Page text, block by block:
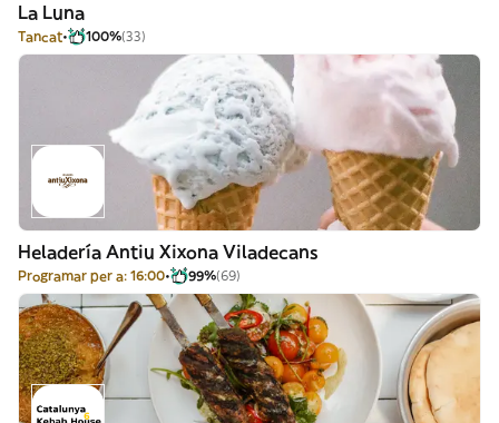
La Luna
Tancat 100%(33)
Heladería Antiu Xixona Viladecans
Programar per a: 16:00 99%(69)